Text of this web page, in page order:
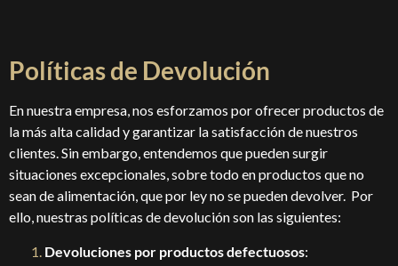
Políticas de Devolución
En nuestra empresa, nos esforzamos por ofrecer productos de
la más alta calidad y garantizar la satisfacción de nuestros
clientes. Sin embargo, entendemos que pueden surgir
situaciones excepcionales, sobre todo en productos que no
sean de alimentación, que por ley no se pueden devolver. Por
ello, nuestras políticas de devolución son las siguientes:
Devoluciones por productos defectuosos: